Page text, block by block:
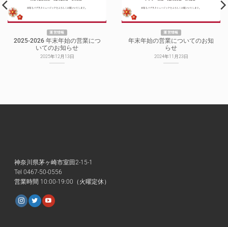
運営情報
2025-2026 年末年始の営業につ
いてのお知らせ
2025年12月13日
運営情報
年末年始の営業についてのお知
らせ
2024年11月23日
神奈川県茅ヶ崎市室田2-15-1
Tel 0467-50-0556
営業時間 10:00-19:00（火曜定休）